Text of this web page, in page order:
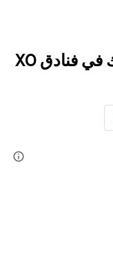
اعثر على نتائج أفضل لإقامتك في فنادق XO